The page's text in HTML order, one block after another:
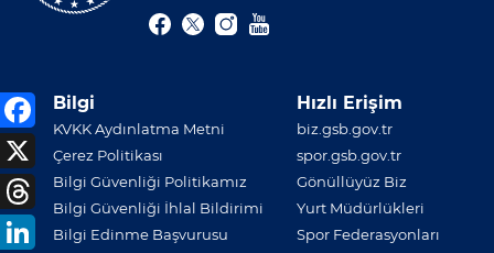
Bilgi
KVKK Aydınlatma Metni
Çerez Politikası
Bilgi Güvenliği Politikamız
Bilgi Güvenliği İhlal Bildirimi
Bilgi Edinme Başvurusu
Hızlı Erişim
biz.gsb.gov.tr
spor.gsb.gov.tr
Gönüllüyüz Biz
Yurt Müdürlükleri
Spor Federasyonları